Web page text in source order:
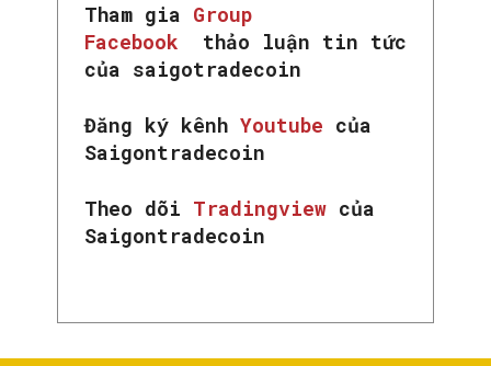
Tham gia Group
Facebook
thảo luận tin tức
của saigotradecoin
Đăng ký kênh Youtube của
Saigontradecoin
Theo dõi Tradingview của
Saigontradecoin